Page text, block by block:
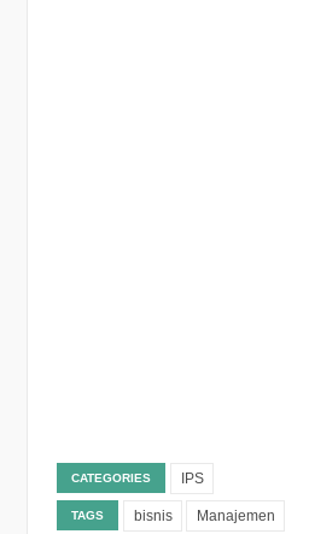
CATEGORIES IPS
TAGS bisnis Manajemen